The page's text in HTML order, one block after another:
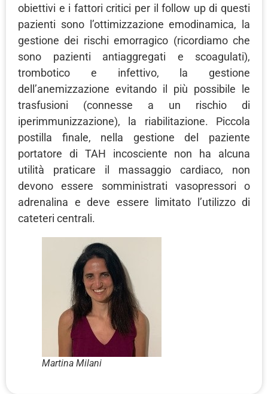
obiettivi e i fattori critici per il follow up di questi
pazienti sono l’ottimizzazione emodinamica, la
gestione dei rischi emorragico (ricordiamo che
sono pazienti antiaggregati e scoagulati),
trombotico e infettivo, la gestione
dell’anemizzazione evitando il più possibile le
trasfusioni (connesse a un rischio di
iperimmunizzazione), la riabilitazione. Piccola
postilla finale, nella gestione del paziente
portatore di TAH incosciente non ha alcuna
utilità praticare il massaggio cardiaco, non
devono essere somministrati vasopressori o
adrenalina e deve essere limitato l’utilizzo di
cateteri centrali.
Martina Milani